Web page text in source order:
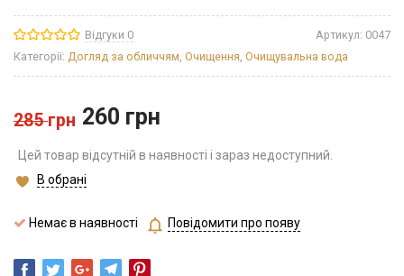
Відгуки 0 Артикул: 0047
Категорії: Догляд за обличчям, Очищення, Очищувальна вода
285грн 260 грн
Цей товар відсутній в наявності і зараз недоступний.
В обрані
Немає в наявності Повідомити про появу